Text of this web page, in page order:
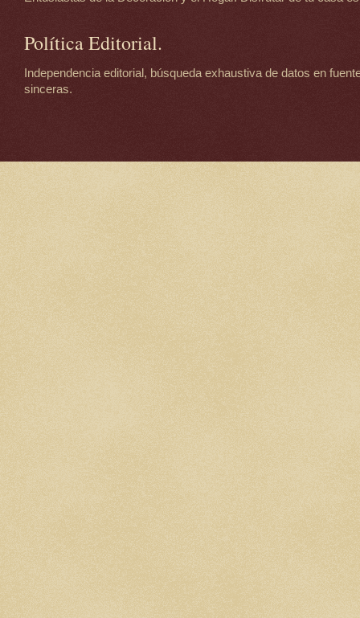
Política Editorial.
Independencia editorial, búsqueda exhaustiva de datos en
sinceras.